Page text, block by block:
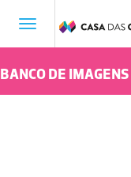
Toggle
BANCO DE IMAGENS